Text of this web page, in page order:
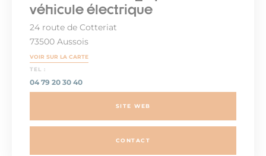
véhicule électrique
24 route de Cotteriat
73500 Aussois
VOIR SUR LA CARTE
TEL :
04 79 20 30 40
SITE WEB
CONTACT